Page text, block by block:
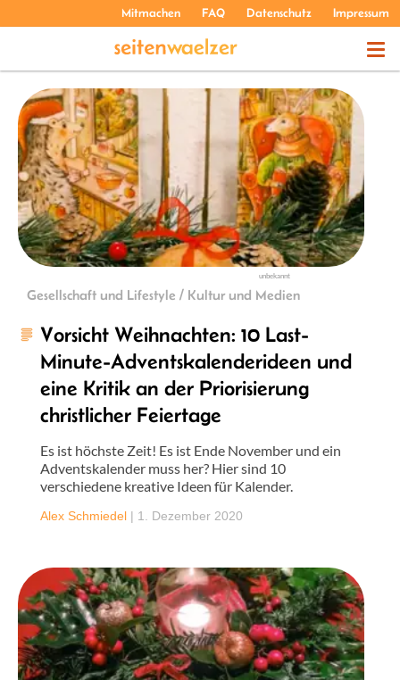
Mitmachen FAQ Datenschutz Impressum
THEMEN
PODCASTS
ÜBER UNS
unbekannt
Gesellschaft und Lifestyle / Kultur und Medien
Vorsicht Weihnachten: 10 Last-
Minute-Adventskalenderideen und
eine Kritik an der Priorisierung
christlicher Feiertage
Es ist höchste Zeit! Es ist Ende November und ein
Adventskalender muss her? Hier sind 10
verschiedene kreative Ideen für Kalender.
Alex Schmiedel | 1. Dezember 2020